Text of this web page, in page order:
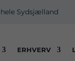
Sydsjælland
ERHVERV